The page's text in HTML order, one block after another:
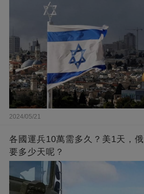
2024/05/21
各國運兵10萬需多久？美1天，
要多少天呢？